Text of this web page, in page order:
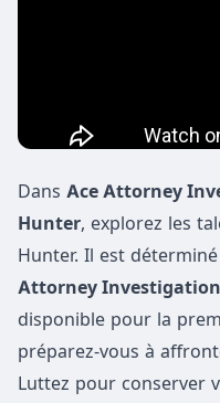
Dans Ace Attorney
Hunter, explorez les
Hunter. Il est
Attorney
disponible pour la
préparez-vous à
Luttez pour conserver